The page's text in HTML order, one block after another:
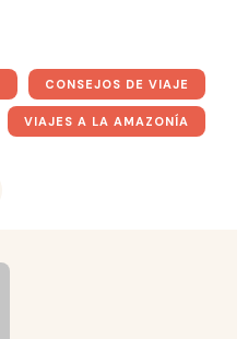
CONSEJOS DE VIAJE
VIAJES A LA AMAZONÍA